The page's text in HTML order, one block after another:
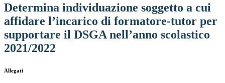
Determina individuazione soggetto a cui
affidare l’incarico di formatore-tutor per
supportare il DSGA nell’anno scolastico
2021/2022
Allegati